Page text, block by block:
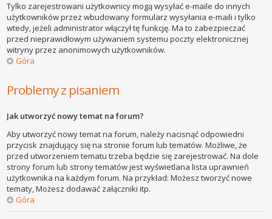
Tylko zarejestrowani użytkownicy mogą wysyłać e-maile do innych
użytkowników przez wbudowany formularz wysyłania e-maili i tylko
wtedy, jeżeli administrator włączył tę funkcję. Ma to zabezpieczać
przed nieprawidłowym używaniem systemu poczty elektronicznej
witryny przez anonimowych użytkowników.
Góra
Problemy z pisaniem
Jak utworzyć nowy temat na forum?
Aby utworzyć nowy temat na forum, należy nacisnąć odpowiedni
przycisk znajdujący się na stronie forum lub tematów. Możliwe, że
przed utworzeniem tematu trzeba będzie się zarejestrować. Na dole
strony forum lub strony tematów jest wyświetlana lista uprawnień
użytkownika na każdym forum. Na przykład: Możesz tworzyć nowe
tematy, Możesz dodawać załączniki itp.
Góra